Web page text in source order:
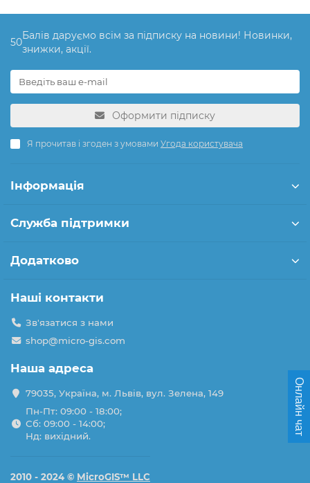
50
Балів даруємо всім за підписку на новини! Новинки,
знижки, акції.
Оформити підписку
Я прочитав і згоден з умовами Угода користувача
Інформація
Служба підтримки
Додатково
Наші контакти
Зв'язатися з нами
shop@micro-gis.com
Наша адреса
79035, Україна, м. Львів, вул. Зелена, 149
Пн-Пт: 09:00 - 18:00;
Сб: 09:00 - 14:00;
Нд: вихідний.
2010 - 2024 © MicroGIS™ LLC
Онлайн чат